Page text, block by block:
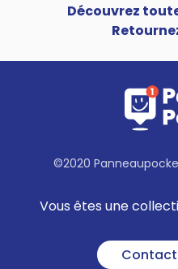
Découvrez
©2020
Vous êtes une